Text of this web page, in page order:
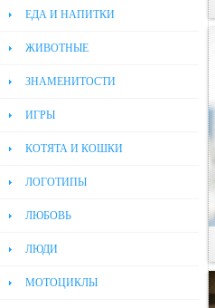
ЕДА И НАПИТКИ
ЖИВОТНЫЕ
ЗНАМЕНИТОСТИ
ИГРЫ
КОТЯТА И КОШКИ
ЛОГОТИПЫ
ЛЮБОВЬ
ЛЮДИ
МОТОЦИКЛЫ